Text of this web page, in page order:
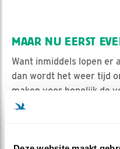
MAAR NU EERST
Want inmiddels lopen er
dan wordt het weer tijd
maken voor hopelijk de
gebeurtenis.